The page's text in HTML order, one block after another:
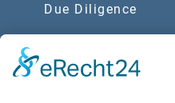
Due Diligence
Synergien